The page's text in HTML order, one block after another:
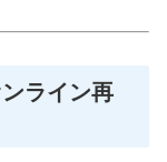
ライン再